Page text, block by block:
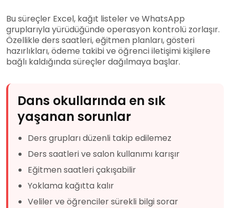
Bu süreçler Excel, kağıt listeler ve WhatsApp
gruplarıyla yürüdüğünde operasyon kontrolü zorlaşır.
Özellikle ders saatleri, eğitmen planları, gösteri
hazırlıkları, ödeme takibi ve öğrenci iletişimi kişilere
bağlı kaldığında süreçler dağılmaya başlar.
Dans okullarında en sık
yaşanan sorunlar
Ders grupları düzenli takip edilemez
Ders saatleri ve salon kullanımı karışır
Eğitmen saatleri çakışabilir
Yoklama kağıtta kalır
Veliler ve öğrenciler sürekli bilgi sorar